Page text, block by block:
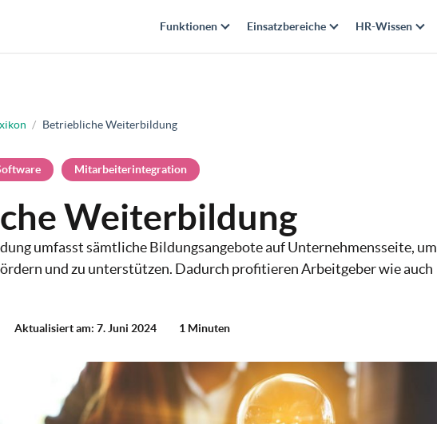
Funktionen Einsatzbereiche HR-Wissen
/ Betriebliche Weiterbildung
Mitarbeiterintegration
Weiterbildung
umfasst sämtliche Bildungsangebote auf Unternehmensseite, um
und zu unterstützen. Dadurch profitieren Arbeitgeber wie auch
Aktualisiert am: 7. Juni 2024 1 Minuten